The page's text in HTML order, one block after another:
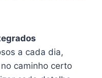
a cada dia,
caminho certo